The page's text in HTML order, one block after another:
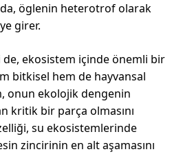
öglenin heterotrof olarak
girer.
ekosistem içinde önemli bir
bitkisel hem de hayvansal
onun ekolojik dengenin
kritik bir parça olmasını
su ekosistemlerinde
zincirinin en alt aşamasını